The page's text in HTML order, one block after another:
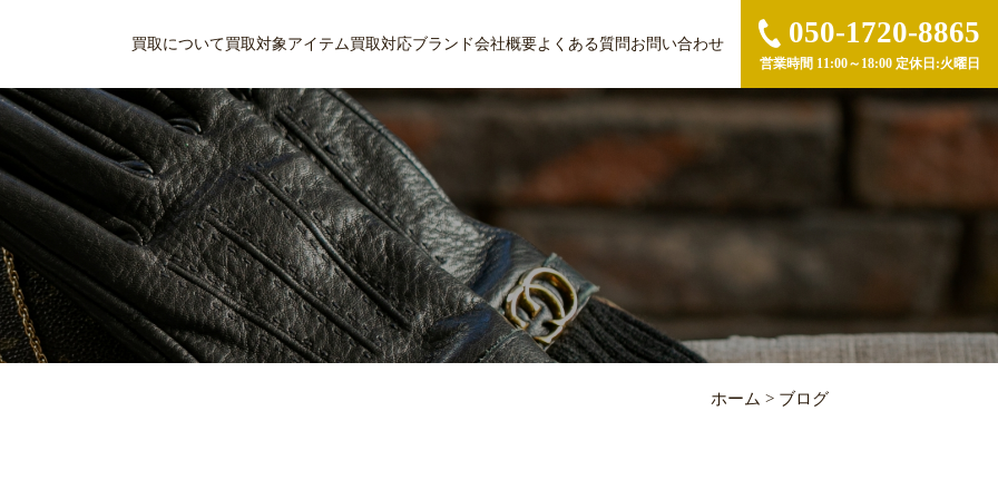
買取について買取対象アイテム買取対応ブランド会社概要よくある質問 お問い合わせ 050-1720-8865
営業時間 11:00～18:00 定休日:火曜日
ホーム > ブログ